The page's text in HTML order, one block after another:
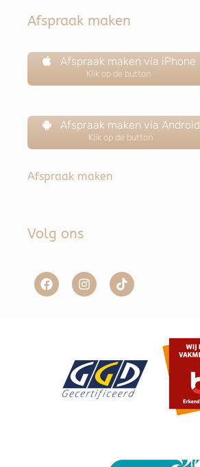
Afspraak maken
Afspraak maken via iPhone
Klik op de button
Afspraak maken via Android
Klik op de button
Afspraak maken
Volg ons